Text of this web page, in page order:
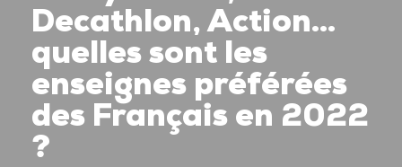
Decathlon, Action…
quelles sont les
enseignes préférées
des Français en 2022
?